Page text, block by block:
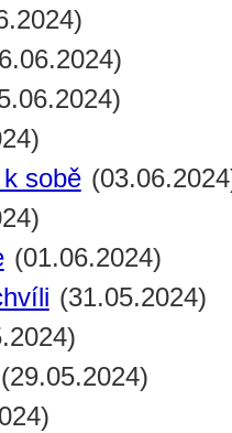
sobě
(01.06.2024)
(31.05.2024)
(29.05.2024)